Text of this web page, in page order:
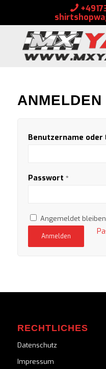
ANMELDEN
Benutzername oder
Passwort *
Angemeldet bleiben
Anmelden
RECHTLICHES
Datenschutz
Impressum